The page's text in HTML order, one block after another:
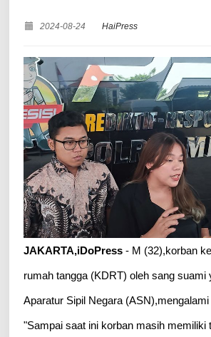
2024-08-24 HaiPress
JAKARTA,iDoPress - M (32),korban
rumah tangga (KDRT) oleh sang suami
Aparatur Sipil Negara
"Sampai saat ini korban masih memiliki